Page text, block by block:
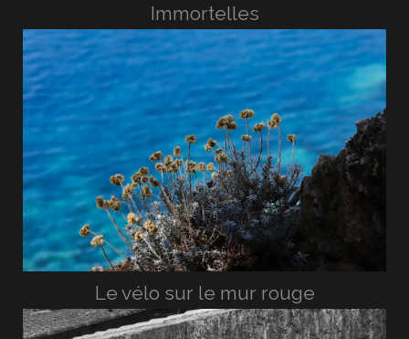
Immortelles
Le vélo sur le mur rouge